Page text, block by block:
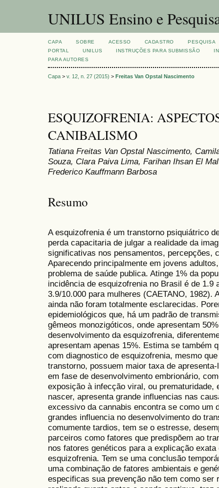
UNILUS Ensino e
CAPA SOBRE ACESSO CADASTRO
PESQUISA
PORTAL
UNILUS INSTRUÇÕES PARA SUBMISSÃO
PARA AUTORES
Capa > v. 12, n. 27 (2015) > Freitas Van Opstal Nascimento
ESQUIZOFRENIA:
CANIBALISMO
Tatiana Freitas Van Opstal Nascimento,
Souza, Clara Paiva Lima, Farihan Ihsan El
Frederico Kauffmann Barbosa
Resumo
A esquizofrenia é um transtorno psiquiátrico
perda capacitaria de julgar a realidade da
significativas nos pensamentos, percepções,
Aparecendo principalmente em jovens
problema de saúde publica. Atinge 1% da
incidência de esquizofrenia no Brasil é de 1.9
3.9/10.000 para mulheres (CAETANO, 1982).
ainda não foram totalmente esclarecidas.
epidemiológicos que, há um padrão de
gêmeos monozigóticos, onde apresentam
desenvolvimento da esquizofrenia,
apresentam apenas 15%. Estima se também
com diagnostico de esquizofrenia, mesmo
transtorno, possuem maior taxa de
em fase de desenvolvimento embrionário,
exposição à infecção viral, ou prematuridade,
nascer, apresenta grande influencias nas
excessivo da cannabis encontra se como um
grandes influencia no desenvolvimento do
comumente tardios, tem se o estresse,
parceiros como fatores que predispõem ao
nos fatores genéticos para a explicação
esquizofrenia. Tem se uma conclusão
uma combinação de fatores ambientais e
especificas sua prevenção não tem como ser